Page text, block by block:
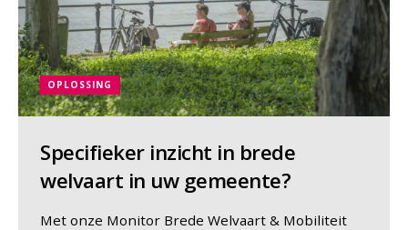
Specifieker inzicht in brede
welvaart in uw gemeente?
Met onze Monitor Brede Welvaart & Mobiliteit
OPLOSSING